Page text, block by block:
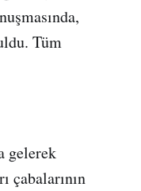
Tüm
gelerek
çabalarının